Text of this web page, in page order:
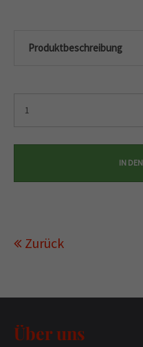
Produktbeschreibung
Zurück
Über uns